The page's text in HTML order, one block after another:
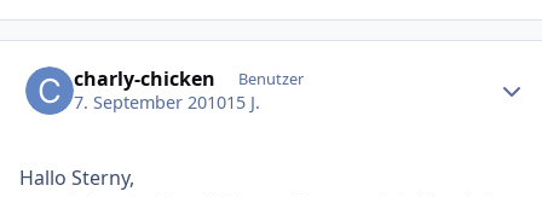
charly-chicken Benutzer
7. September 201015 J.
Hallo Sterny,